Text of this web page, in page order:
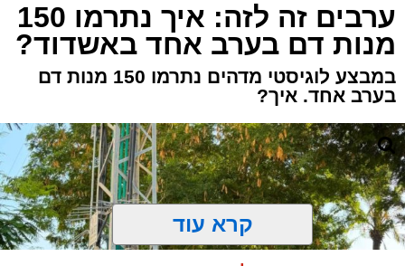
ערבים זה לזה: איך נתרמו 150
מנות דם בערב אחד באשדוד?
במבצע לוגיסטי מדהים נתרמו 150 מנות דם
בערב אחד. איך?
קרא עוד